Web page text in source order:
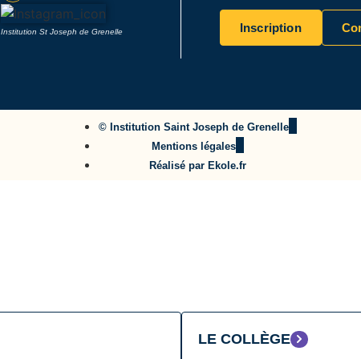
Institution St Joseph de Grenelle Inscription
© Institution Saint Joseph de Grenelle
Mentions légales
Réalisé par Ekole.fr
LE COLLÈGE